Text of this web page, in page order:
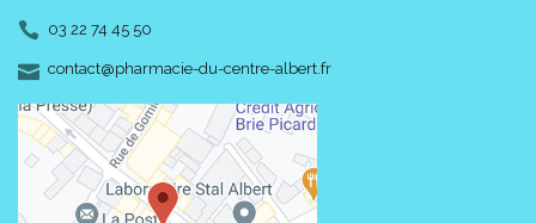
03 22 74 45 50
contact-
@-
pharmacie-du-centre-albert.fr